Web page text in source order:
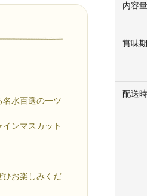
水百選の一ツ
ンマスカット
ひお楽しみくだ
内容量
賞味
配送